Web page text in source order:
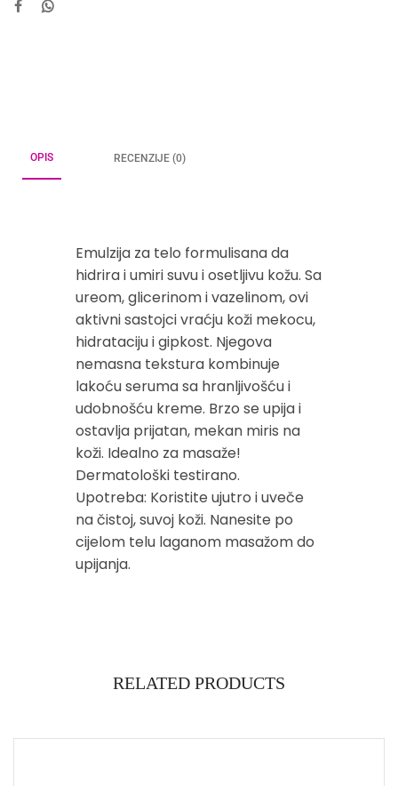
OPIS RECENZIJE (0)
Emulzija za telo formulisana da
hidrira i umiri suvu i osetljivu kožu. Sa
ureom, glicerinom i vazelinom, ovi
aktivni sastojci vraćju koži mekocu,
hidrataciju i gipkost. Njegova
nemasna tekstura kombinuje
lakoću seruma sa hranljivošću i
udobnošću kreme. Brzo se upija i
ostavlja prijatan, mekan miris na
koži. Idealno za masaže!
Dermatološki testirano.
Upotreba: Koristite ujutro i uveče
na čistoj, suvoj koži. Nanesite po
cijelom telu laganom masažom do
upijanja.
RELATED PRODUCTS